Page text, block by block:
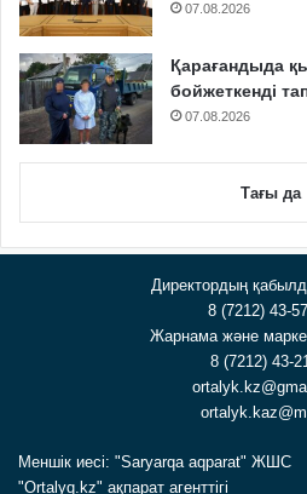
07.08.2026
Қарағандыда
бойжеткенді
07.08.2026
Тағы да
Директордың
8 (7212) 43-
Жарнама және
8 (7212) 43-
Меншік иесі: "Saryarqa aqparat" ЖШС
"Ortalyq.kz" ақпарат агенттігі